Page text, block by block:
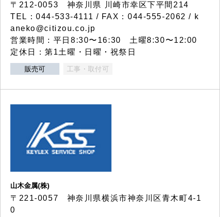
〒212-0053 神奈川県 川崎市幸区下平間214
TEL：044-533-4111 / FAX：044-555-2062 / k
aneko@citizou.co.jp
営業時間：平日8:30〜16:30 土曜8:30〜12:00
定休日：第1土曜・日曜・祝祭日
販売可 工事・取付可
山木金属(株)
〒221-0057 神奈川県横浜市神奈川区青木町4-1
0